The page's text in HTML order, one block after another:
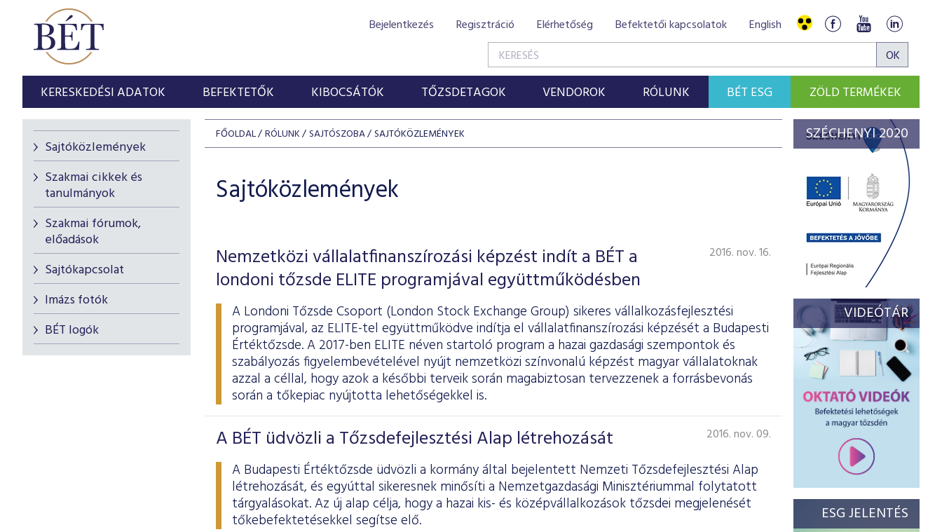
Bejelentkezés Regisztráció Elérhetőség Befektetői kapcsolatok English
KERESKEDÉSI ADATOK BEFEKTETŐK KIBOCSÁTÓK TŐZSDETAGOK VENDOROK RÓLUNK BÉT ESG ZÖLD TERMÉKEK
Sajtóközlemények
Szakmai cikkek és
tanulmányok
Szakmai fórumok,
előadások
Sajtókapcsolat
Imázs fotók
BÉT logók
FŐOLDAL RÓLUNK SAJTÓSZOBA SAJTÓKÖZLEMÉNYEK
Sajtóközlemények
Nemzetközi vállalatfinanszírozási képzést indít a BÉT a
londoni tőzsde ELITE programjával együttműködésben
2016. nov. 16.
A Londoni Tőzsde Csoport (London Stock Exchange Group) sikeres vállalkozásfejlesztési
programjával, az ELITE-tel együttműködve indítja el vállalatfinanszírozási képzését a Budapesti
Értéktőzsde. A 2017-ben ELITE néven startoló program a hazai gazdasági szempontok és
szabályozás figyelembevételével nyújt nemzetközi színvonalú képzést magyar vállalatoknak
azzal a céllal, hogy azok a későbbi terveik során magabiztosan tervezzenek a forrásbevonás
során a tőkepiac nyújtotta lehetőségekkel is.
A BÉT üdvözli a Tőzsdefejlesztési Alap létrehozását 2016. nov. 09.
A Budapesti Értéktőzsde üdvözli a kormány által bejelentett Nemzeti Tőzsdefejlesztési Alap
létrehozását, és egyúttal sikeresnek minősíti a Nemzetgazdasági Minisztériummal folytatott
tárgyalásokat. Az új alap célja, hogy a hazai kis- és középvállalkozások tőzsdei megjelenését
tőkebefektetésekkel segítse elő.
SZÉCHENYI 2020
VIDEÓTÁR
ESG JELENTÉS